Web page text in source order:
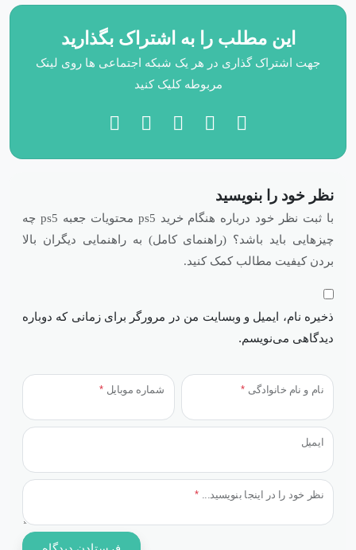
این مطلب را به اشتراک بگذارید
جهت اشتراک گذاری در هر یک شبکه اجتماعی ها روی لینک
مربوطه کلیک کنید
نظر خود را بنویسید
با ثبت نظر خود درباره هنگام خرید ps5 محتویات جعبه ps5 چه
چیزهایی باید باشد؟ (راهنمای کامل) به راهنمایی دیگران بالا
بردن کیفیت مطالب کمک کنید.
نظر خود را در اینجا بنویسید... *
نام و نام خانوادگی * شماره موبایل *
ایمیل
ذخیره نام، ایمیل و وبسایت من در مرورگر برای زمانی که دوباره
دیدگاهی می‌نویسم.